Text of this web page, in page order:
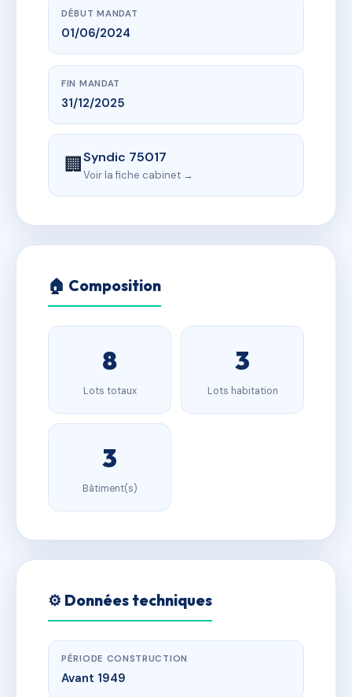
DÉBUT MANDAT
01/06/2024
FIN MANDAT
31/12/2025
🏢Syndic 75017
Voir la fiche cabinet →
🏠 Composition
8
Lots totaux
3
Lots habitation
3
Bâtiment(s)
⚙️ Données techniques
PÉRIODE CONSTRUCTION
Avant 1949